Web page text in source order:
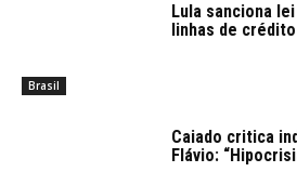
Brasil
Lula sanciona
linhas de
Caiado critica
Flávio: